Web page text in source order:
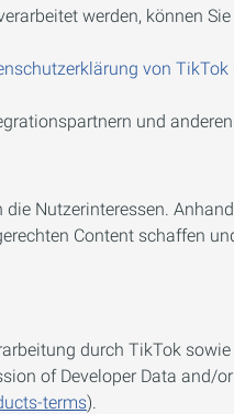
werden, können
von TikTok
und
Nutzerinteressen.
Content schaffen
durch TikTok
of Developer Data and/
terms).